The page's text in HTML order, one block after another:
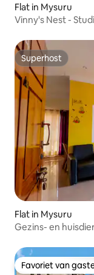
Flat in Mysuru
Vinny's Nest -
Superhost
Superhost
Flat in Mysuru
Gezins- en
Favoriet van
Favoriet van